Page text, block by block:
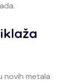
novih metala